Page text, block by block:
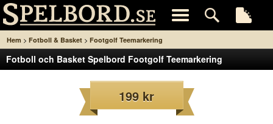
Hem > Fotboll & Basket > Footgolf Teemarkering
Fotboll och Basket Spelbord Footgolf Teemarkering
199 kr